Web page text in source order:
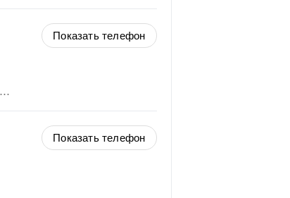
Показать телефон
Показать телефон